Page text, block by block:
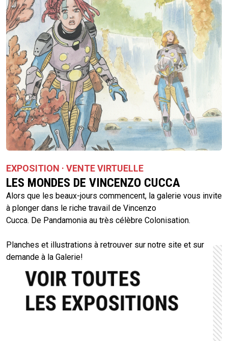
EXPOSITION · VENTE VIRTUELLE
LES MONDES DE VINCENZO CUCCA
Alors que les beaux-jours commencent, la galerie vous invite
à plonger dans le riche travail de Vincenzo
Cucca. De Pandamonia au très célèbre Colonisation.
Planches et illustrations à retrouver sur notre site et sur
demande à la Galerie!